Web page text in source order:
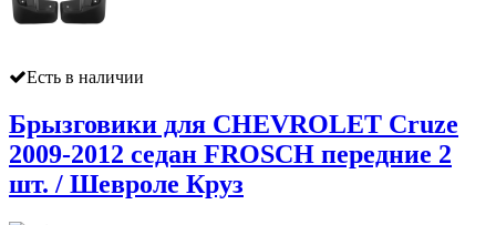
Есть в наличии
Брызговики для CHEVROLET Cruze
2009-2012 седан FROSCH передние 2
шт. / Шевроле Круз